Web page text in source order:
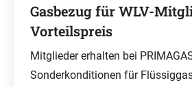
Gasbezug für WLV-
Vorteilspreis
Mitglieder erhalten bei
Sonderkonditionen für